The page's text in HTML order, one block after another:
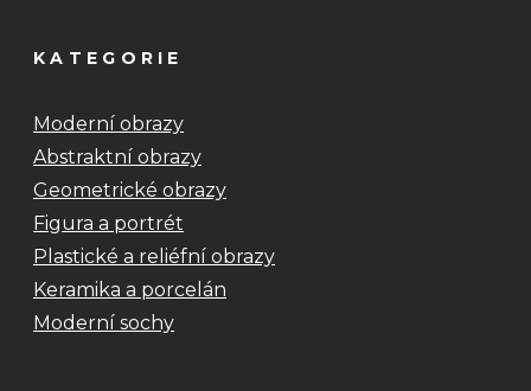
KATEGORIE
Moderní obrazy
Abstraktní obrazy
Geometrické obrazy
Figura a portrét
Plastické a reliéfní obrazy
Keramika a porcelán
Moderní sochy